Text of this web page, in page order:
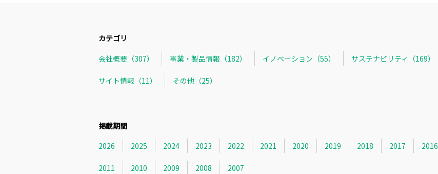
カテゴリ
会社概要（307）
事業・製品情報（182） イノベーション（55） サステナビリティ（169）
サイト情報（11） その他（25）
掲載期間
2026
2025 2024 2023 2022 2021 2020 2019 2018 2017 2016
2011 2010 2009 2008 2007